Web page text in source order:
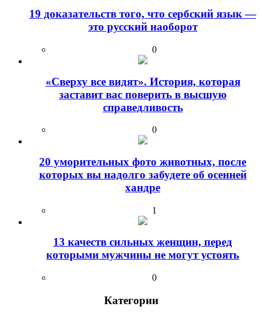
19 доказательств того, что сербский язык —
это русский наоборот
0
«Сверху все видят». История, которая
заставит вас поверить в высшую
справедливость
0
20 уморительных фото животных, после
которых вы надолго забудете об осенней
хандре
1
13 качеств сильных женщин, перед
которыми мужчины не могут устоять
0
Категории